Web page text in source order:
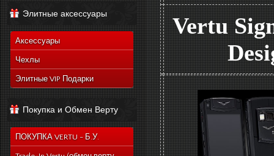
Элитные аксессуары
Аксессуары
Чехлы
Элитные VIP Подарки
Покупка и Обмен Верту
ПОКУПКА VERTU - Б.У.
Vertu